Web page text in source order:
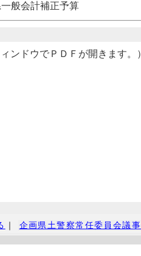
般会計補正予算
ンドウでＰＤＦが開きます。）
｜ 企画県土警察常任委員会議